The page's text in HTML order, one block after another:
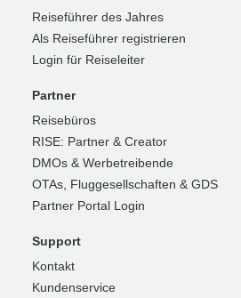
Reiseführer des Jahres
Als Reiseführer registrieren
Login für Reiseleiter
Partner
Reisebüros
RISE: Partner & Creator
DMOs & Werbetreibende
OTAs, Fluggesellschaften & GDS
Partner Portal Login
Support
Kontakt
Kundenservice